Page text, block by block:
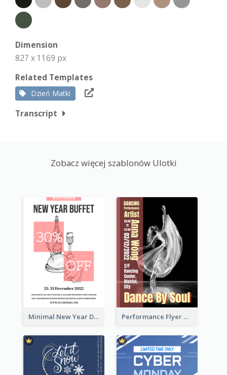
Dimension
827 x 1169 px
Related Templates
Dzień Matki
Transcript
Zobacz więcej szablonów Ulotki
Minimal New Year Dinning Promotion Design Idea Performance Flyer With Monochrome Photo